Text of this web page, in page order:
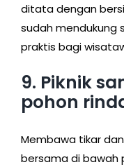
ditata dengan
sudah mendukung
praktis bagi
9. Piknik
pohon
Membawa tikar
bersama di bawah